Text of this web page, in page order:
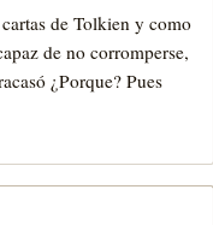
de Tolkien y como
de no corromperse,
¿Porque? Pues